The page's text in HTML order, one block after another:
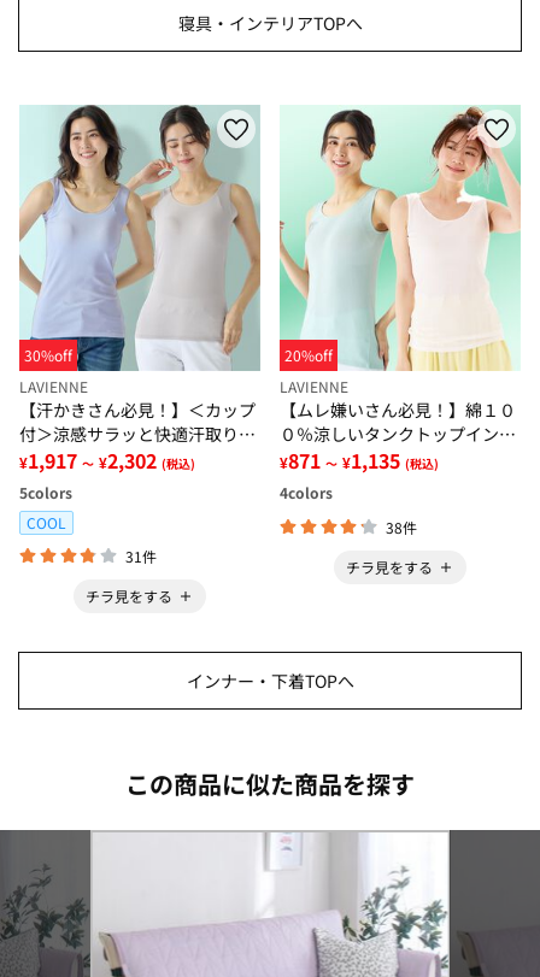
寝具・インテリアTOPへ
30%off
LAVIENNE
【汗かきさん必見！】＜カップ
付＞涼感サラッと快適汗取りタ
ンクトップインナー＜さらりラ
ボ＞
¥1,917 ～ ¥2,302 (税込)
5colors
COOL
31件
チラ見をする
20%off
LAVIENNE
【ムレ嫌いさん必見！】綿１０
０％涼しいタンクトップインナ
ー＜さらりラボ＞
¥871 ～ ¥1,135 (税込)
4colors
38件
チラ見をする
インナー・下着TOPへ
この商品に似た商品を探す